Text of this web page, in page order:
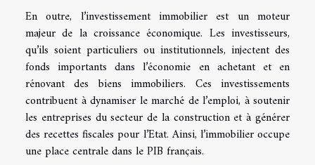
En outre, l’investissement immobilier est un moteur
majeur de la croissance économique. Les investisseurs,
qu’ils soient particuliers ou institutionnels, injectent des
fonds importants dans l’économie en achetant et en
rénovant des biens immobiliers. Ces investissements
contribuent à dynamiser le marché de l’emploi, à soutenir
les entreprises du secteur de la construction et à générer
des recettes fiscales pour l’Etat. Ainsi, l’immobilier occupe
une place centrale dans le PIB français.